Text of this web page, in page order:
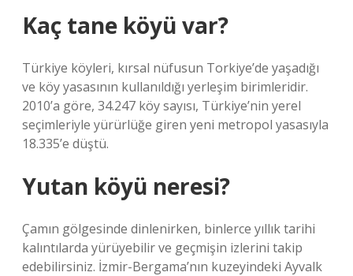
Kaç tane köyü var?
Türkiye köyleri, kırsal nüfusun Torkiye’de yaşadığı
ve köy yasasının kullanıldığı yerleşim birimleridir.
2010’a göre, 34.247 köy sayısı, Türkiye’nin yerel
seçimleriyle yürürlüğe giren yeni metropol yasasıyla
18.335’e düştü.
Yutan köyü neresi?
Çamın gölgesinde dinlenirken, binlerce yıllık tarihi
kalıntılarda yürüyebilir ve geçmişin izlerini takip
edebilirsiniz. İzmir-Bergama’nın kuzeyindeki Ayvalk